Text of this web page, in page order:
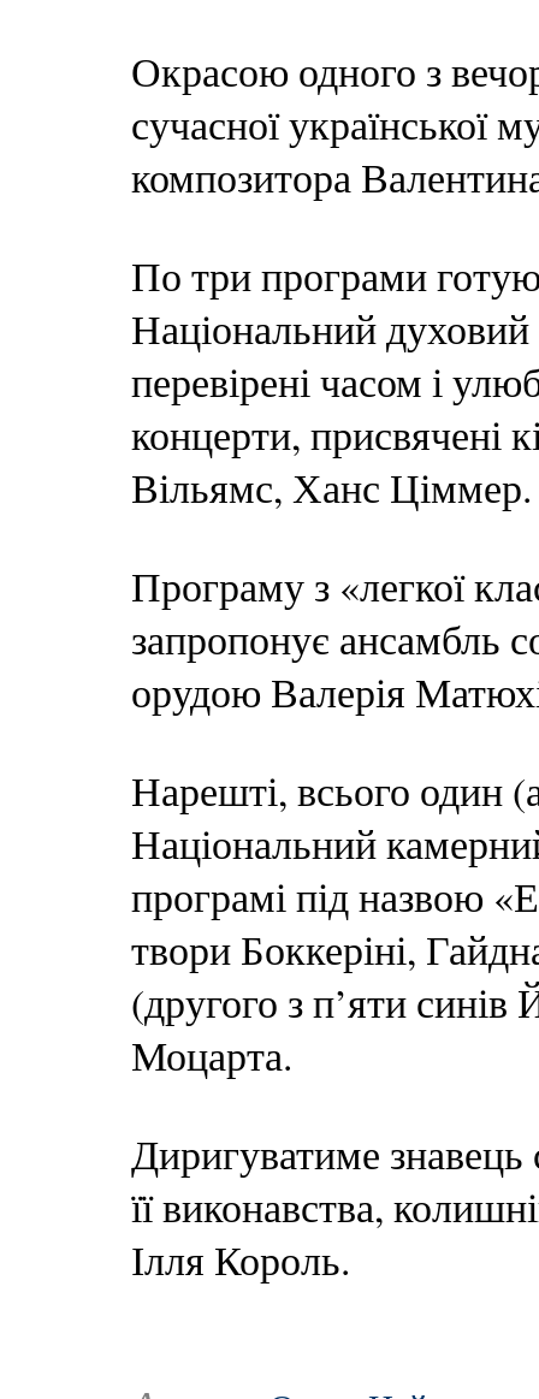
Окрасою одного з
сучасної української
композитора
По три програми
Національний
перевірені часом і
концерти, присвячені
Вільямс, Ханс Ціммер.
Програму з «легкої
запропонує ансамбль
орудою Валерія
Нарешті, всього один
Національний
програмі під назвою
твори Боккеріні,
(другого з п’яти
Моцарта.
Диригуватиме знавець
її виконавства,
Ілля Король.